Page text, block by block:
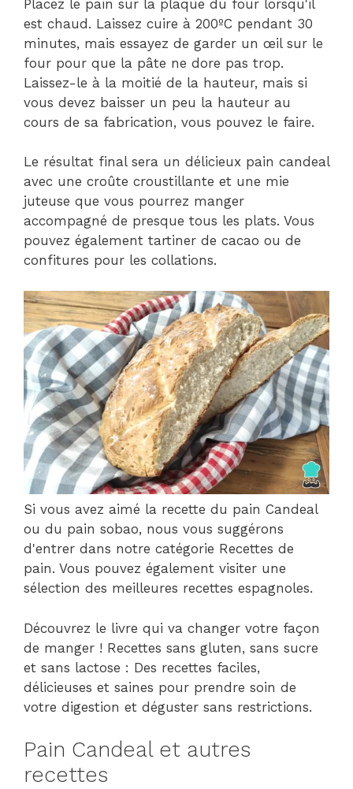
Placez le pain sur la plaque du four lorsqu'il
est chaud. Laissez cuire à 200ºC pendant 30
minutes, mais essayez de garder un œil sur le
four pour que la pâte ne dore pas trop.
Laissez-le à la moitié de la hauteur, mais si
vous devez baisser un peu la hauteur au
cours de sa fabrication, vous pouvez le faire.
Le résultat final sera un délicieux pain candeal
avec une croûte croustillante et une mie
juteuse que vous pourrez manger
accompagné de presque tous les plats. Vous
pouvez également tartiner de cacao ou de
confitures pour les collations.
Si vous avez aimé la recette du pain Candeal
ou du pain sobao, nous vous suggérons
d'entrer dans notre catégorie Recettes de
pain. Vous pouvez également visiter une
sélection des meilleures recettes espagnoles.
Découvrez le livre qui va changer votre façon
de manger ! Recettes sans gluten, sans sucre
et sans lactose : Des recettes faciles,
délicieuses et saines pour prendre soin de
votre digestion et déguster sans restrictions.
Pain Candeal et autres
recettes